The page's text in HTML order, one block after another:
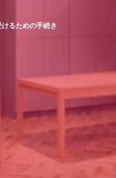
るための手続き